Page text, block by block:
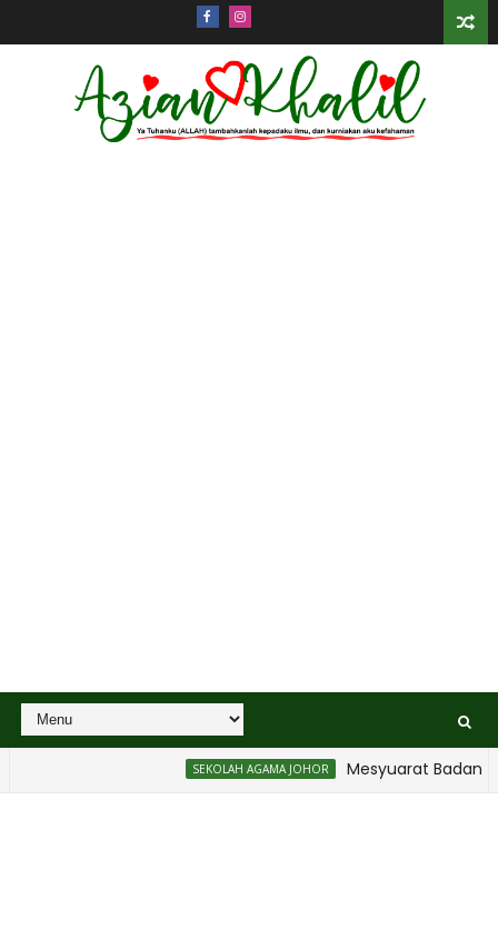
SEKOLAH AGAMA JOHOR Mesyuarat Badan Kebajikan